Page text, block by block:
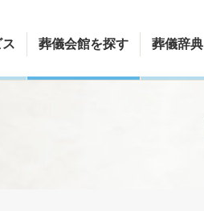
葬儀会館を探す 葬儀辞典